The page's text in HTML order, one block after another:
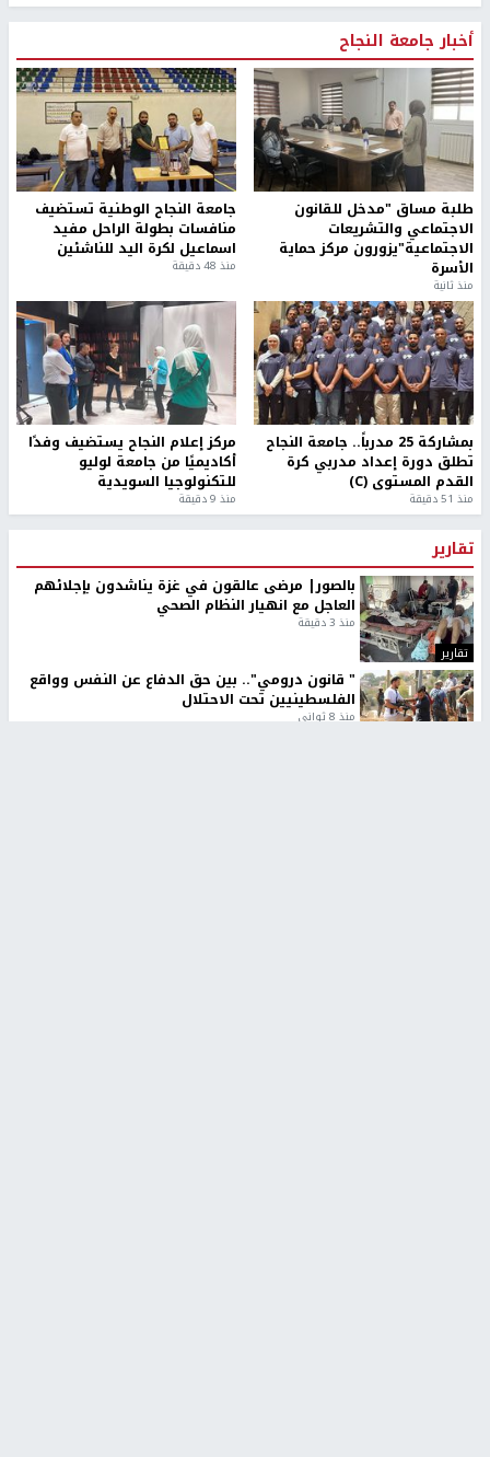
أخبار جامعة النجاح
طلبة مساق "مدخل للقانون
الاجتماعي والتشريعات
الاجتماعية"يزورون مركز حماية
الأسرة
منذ ثانية
جامعة النجاح الوطنية تستضيف
منافسات بطولة الراحل مفيد
اسماعيل لكرة اليد للناشئين
منذ 48 دقيقة
بمشاركة 25 مدرباً.. جامعة النجاح
تطلق دورة إعداد مدربي كرة
القدم المستوى (C)
منذ 51 دقيقة
مركز إعلام النجاح يستضيف وفدًا
أكاديميًا من جامعة لوليو
للتكنولوجيا السويدية
منذ 9 دقيقة
تقارير
تقارير
بالصور| مرضى عالقون في غزة يناشدون بإجلائهم
العاجل مع انهيار النظام الصحي
منذ 3 دقيقة
" قانون درومي".. بين حق الدفاع عن النفس وواقع
الفلسطينيين تحت الاحتلال
منذ 8 ثواني